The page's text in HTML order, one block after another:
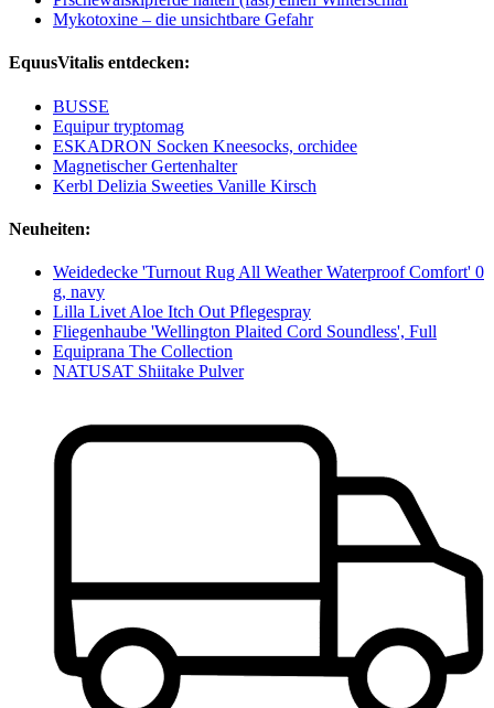
Mykotoxine – die unsichtbare Gefahr
EquusVitalis entdecken:
BUSSE
Equipur tryptomag
ESKADRON Socken Kneesocks, orchidee
Magnetischer Gertenhalter
Kerbl Delizia Sweeties Vanille Kirsch
Neuheiten:
Weidedecke 'Turnout Rug All Weather Waterproof Comfort' 0
g, navy
Lilla Livet Aloe Itch Out Pflegespray
Fliegenhaube 'Wellington Plaited Cord Soundless', Full
Equiprana The Collection
NATUSAT Shiitake Pulver